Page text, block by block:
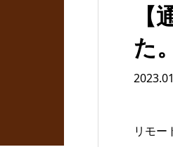
た。
リモー